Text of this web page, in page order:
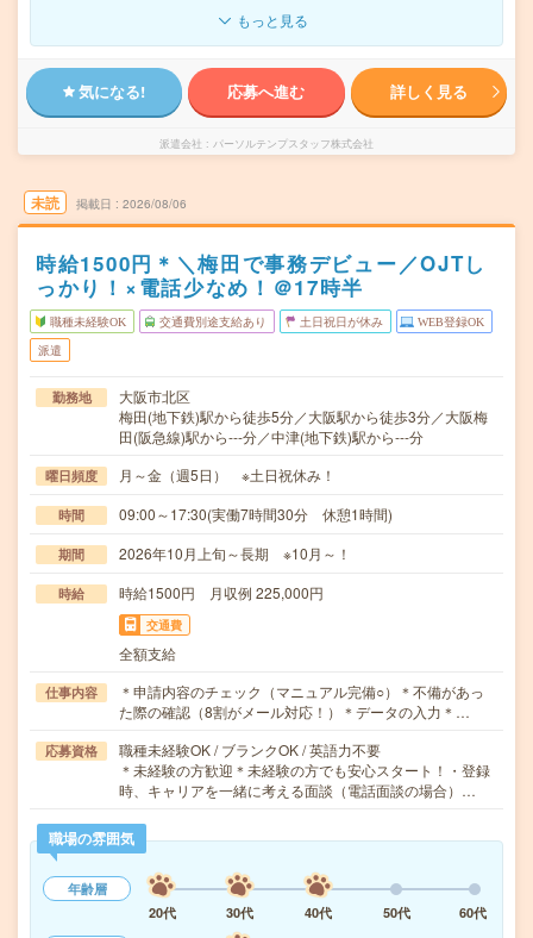
もっと見る
気になる! 応募へ進む 詳しく見る
派遣会社 パーソルテンプスタッフ株式会社
未読 掲載日 2026/08/06
時給1500円＊＼梅田で事務デビュー／OJTし
っかり！×電話少なめ！＠17時半
職種未経験OK 交通費別途支給あり 土日祝日が休み WEB登録OK
派遣
勤務地
大阪市北区
梅田(地下鉄)駅から徒歩5分／大阪駅から徒歩3分／大阪梅
田(阪急線)駅から---分／中津(地下鉄)駅から---分
曜日頻度 月～金（週5日） ※土日祝休み！
時間 09:00～17:30(実働7時間30分 休憩1時間)
期間 2026年10月上旬～長期 ※10月～！
時給 時給1500円 月収例 225,000円
交通費
全額支給
仕事内容
＊申請内容のチェック（マニュアル完備○）＊不備があっ
た際の確認（8割がメール対応！）＊データの入力＊…
応募資格
職種未経験OK / ブランクOK / 英語力不要
＊未経験の方歓迎＊未経験の方でも安心スタート！・登録
時、キャリアを一緒に考える面談（電話面談の場合）…
職場の雰囲気
年齢層
20代
30代 40代 50代
60代